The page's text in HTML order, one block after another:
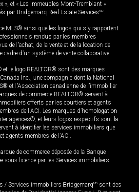
», et « Les immeubles Mont-Tremblant »
par Bridgemarq Real Estate ServicesMD.
MLS® ainsi que les logos qui s'y rapportent
rendus par les membres
de l'achat, de la vente et de la location de
d'un système de vente collaborative.
et le logo REALTOR® sont des marques
Inc., une compagnie dont la National
et l'Association canadienne de l’immobilier
de commerce REALTOR® servent à
offerts par les courtiers et agents
de l'ACI. Les marques d'homologation
agences®, et leurs logos respectifs sont la
à identifier les services immobiliers que
agents membres de l'ACI.
de commerce déposée de la Banque
sous licence par les Services immobiliers
/ Services immobiliers BridgemarqMD sont des